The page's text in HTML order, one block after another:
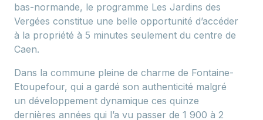
bas-normande, le programme Les Jardins des
Vergées constitue une belle opportunité d’accéder
à la propriété à 5 minutes seulement du centre de
Caen.
Dans la commune pleine de charme de Fontaine-
Etoupefour, qui a gardé son authenticité malgré
un développement dynamique ces quinze
dernières années qui l’a vu passer de 1 900 à 2